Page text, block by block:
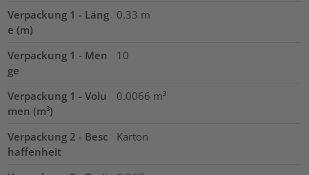
Verpackung 1 - Läng
e (m)
0.33 m
Verpackung 1 - Men
ge
10
Verpackung 1 - Volu
men (m³)
0.0066 m³
Verpackung 2 - Besc
haffenheit
Karton